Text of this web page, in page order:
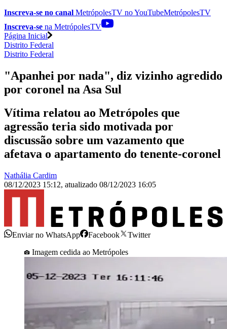
Inscreva-se no canal MetrópolesTV noYouTubeMetrópolesTV
Inscreva-se na MetrópolesTV
Página Inicial
Distrito Federal
Distrito Federal
"Apanhei por nada", diz vizinho agredido
por coronel na Asa Sul
Vítima relatou ao Metrópoles que
agressão teria sido motivada por
discussão sobre um vazamento que
afetava o apartamento do tenente-coronel
Nathália Cardim
08/12/2023 15:12, atualizado 08/12/2023 16:05
Enviar no WhatsApp Facebook
Twitter
Imagem cedida ao Metrópoles